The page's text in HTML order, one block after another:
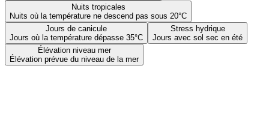
Nuits tropicales
Nuits où la température ne descend pas sous 20°C
Jours de canicule
Jours où la température dépasse 35°C
Stress hydrique
Jours avec sol sec en été
Élévation niveau mer
Élévation prévue du niveau de la mer